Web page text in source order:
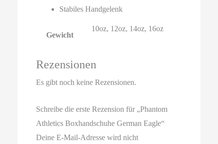
Stabiles Handgelenk
Gewicht
10oz, 12oz, 14oz, 16oz
Rezensionen
Es gibt noch keine Rezensionen.
Schreibe die erste Rezension für „Phantom
Athletics Boxhandschuhe German Eagle“
Deine E-Mail-Adresse wird nicht